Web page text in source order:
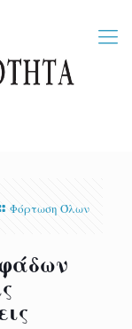
Φόρτωση Όλων